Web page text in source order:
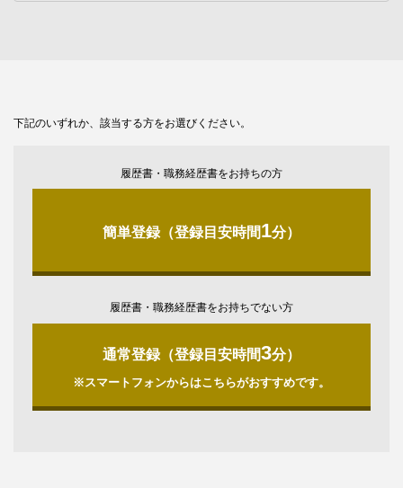
下記のいずれか、該当する方をお選びください。
履歴書・職務経歴書をお持ちの方
簡単登録（登録目安時間1分）
履歴書・職務経歴書をお持ちでない方
通常登録（登録目安時間3分）
※スマートフォンからはこちらがおすすめです。